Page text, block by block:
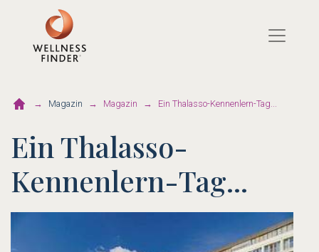
Magazin Magazin Ein Thalasso-Kennenlern-Tag...
Ein Thalasso-
Kennenlern-Tag...